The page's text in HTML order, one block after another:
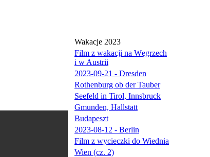
Wakacje 2023
Film z wakacji na Węgrzech
i w Austrii
2023-09-21 - Dresden
Rothenburg ob der Tauber
Seefeld in Tirol, Innsbruck
Gmunden, Hallstatt
Budapeszt
2023-08-12 - Berlin
Film z wycieczki do Wiednia
Wien (cz. 2)